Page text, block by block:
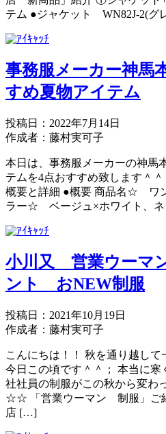
テム ●ジャケット WN82J-2(グ
事務服メーカー神馬
すめ夏物アイテム
投稿日：2022年7月14日
作成者：藤村実可子
本日は、事務服メーカーの神馬
テムを4点おすすめ致します＾
概要と詳細 ●概要 商品名☆ ワ
ラー☆ ベージュ×ホワイト、
小川又 営業ウーマ
ント おNEW制服
投稿日：2021年10月19日
作成者：藤村実可子
こんにちは！！ 秋を通り越し
今日この頃です＾＾； 本当に
社社員の制服がこの秋から変わ
☆☆ 「営業ウーマン 制服」ご
店 […]